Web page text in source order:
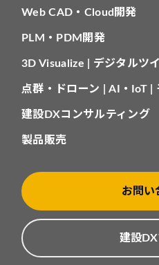
Web CAD・Cloud開発
PLM・PDM開発
3D Visualize | デジタルツ
点群・ドローン | AI・IoT |
建設DXコンサルティング
製品販売
お問い
建設DX